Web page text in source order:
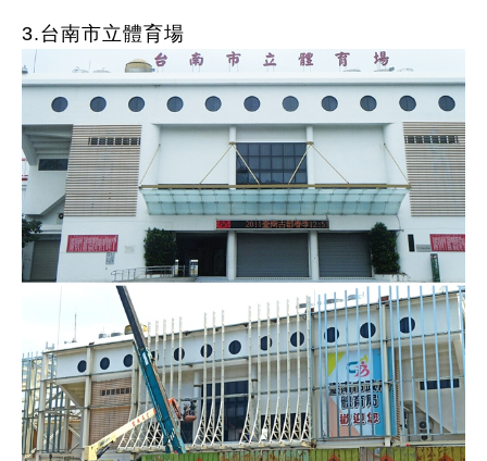
3.台南市立體育場